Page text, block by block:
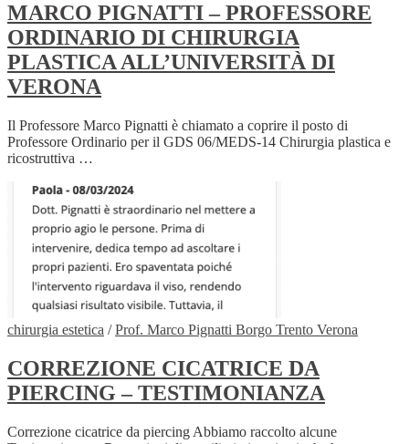
MARCO PIGNATTI – PROFESSORE
ORDINARIO DI CHIRURGIA
PLASTICA ALL’UNIVERSITÀ DI
VERONA
Il Professore Marco Pignatti è chiamato a coprire il posto di
Professore Ordinario per il GDS 06/MEDS-14 Chirurgia plastica e
ricostruttiva …
chirurgia estetica /Prof. Marco Pignatti Borgo Trento Verona
CORREZIONE CICATRICE DA
PIERCING – TESTIMONIANZA
Correzione cicatrice da piercing Abbiamo raccolto alcune